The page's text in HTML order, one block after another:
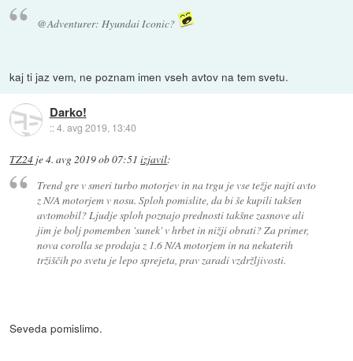
@Adventurer: Hyundai Iconic?
kaj ti jaz vem, ne poznam imen vseh avtov na tem svetu.
Darko!
::4. avg 2019, 13:40
TZ24 je4. avg 2019 ob 07:51 izjavil:
Trend gre v smeri turbo motorjev in na trgu je vse težje najti avto
z N/A motorjem v nosu. Sploh pomislite, da bi še kupili takšen
avtomobil? Ljudje sploh poznajo prednosti takšne zasnove ali
jim je bolj pomemben 'sunek' v hrbet in nižji obrati? Za primer,
nova corolla se prodaja z 1.6 N/A motorjem in na nekaterih
tržiščih po svetu je lepo sprejeta, prav zaradi vzdržljivosti.
Seveda pomislimo.